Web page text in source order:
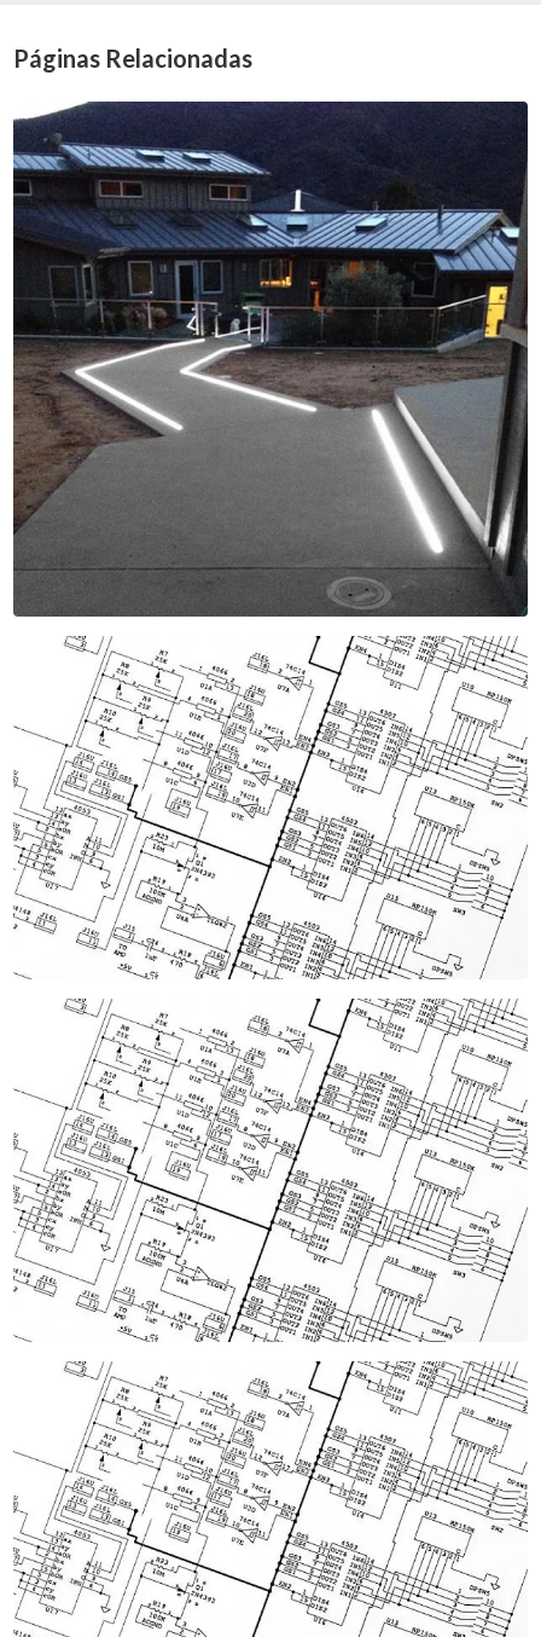
Páginas Relacionadas